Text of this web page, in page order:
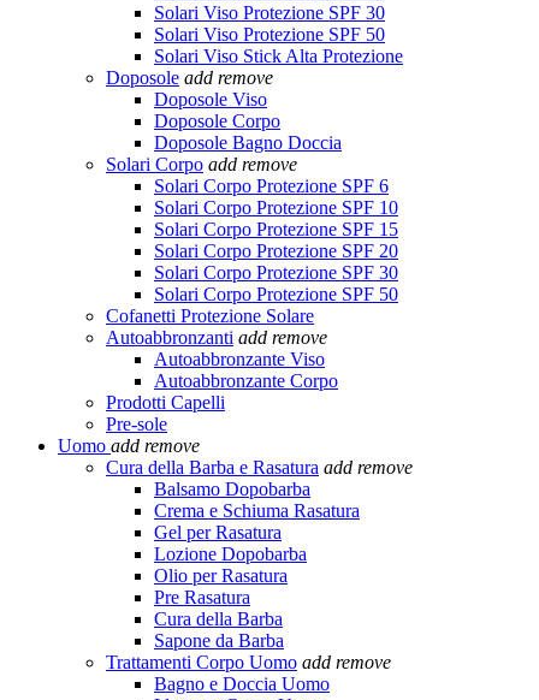
Solari Viso Protezione SPF 30
Solari Viso Protezione SPF 50
Solari Viso Stick Alta Protezione
Doposole add remove
Doposole Viso
Doposole Corpo
Doposole Bagno Doccia
Solari Corpo add remove
Solari Corpo Protezione SPF 6
Solari Corpo Protezione SPF 10
Solari Corpo Protezione SPF 15
Solari Corpo Protezione SPF 20
Solari Corpo Protezione SPF 30
Solari Corpo Protezione SPF 50
Cofanetti Protezione Solare
Autoabbronzanti add remove
Autoabbronzante Viso
Autoabbronzante Corpo
Prodotti Capelli
Pre-sole
Uomo add remove
Cura della Barba e Rasatura add remove
Balsamo Dopobarba
Crema e Schiuma Rasatura
Gel per Rasatura
Lozione Dopobarba
Olio per Rasatura
Pre Rasatura
Cura della Barba
Sapone da Barba
Trattamenti Corpo Uomo add remove
Bagno e Doccia Uomo